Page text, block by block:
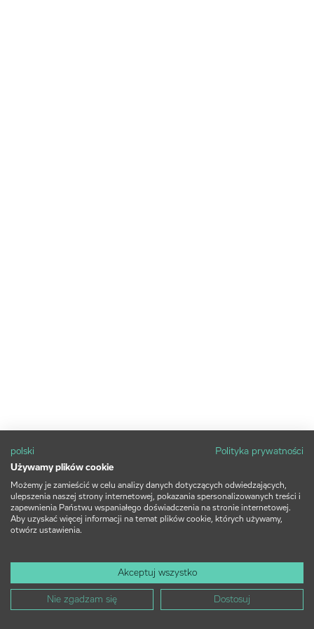
polski
Polityka prywatności
Używamy plików cookie
Możemy je zamieścić w celu analizy danych dotyczących odwiedzających,
ulepszenia naszej strony internetowej, pokazania spersonalizowanych treści i
zapewnienia Państwu wspaniałego doświadczenia na stronie internetowej.
Aby uzyskać więcej informacji na temat plików cookie, których używamy,
otwórz ustawienia.
Akceptuj wszystko
Nie zgadzam się Dostosuj